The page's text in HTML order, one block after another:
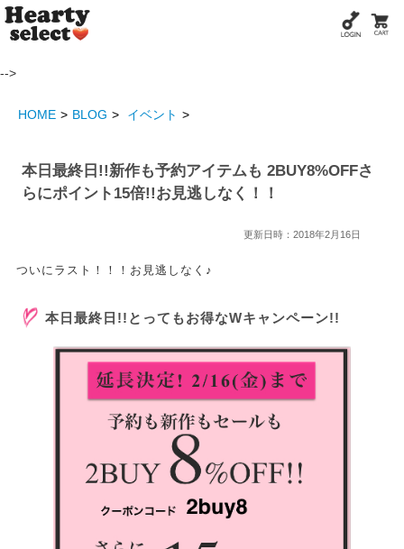
-->
HOME BLOG イベント
本日最終日!!新作も予約アイテムも 2BUY8%OFFさ
らにポイント15倍!!お見逃しなく！！
更新日時：2018年2月16日
ついにラスト！！！お見逃しなく♪
本日最終日!!とってもお得なWキャンペーン!!